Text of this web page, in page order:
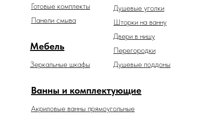
Ванны и комплектующие
Акриловые ванны прямоугольные
Зеркальные шкафы
Мебель
Душевые уголки
Шторки на ванну
Двери в нишу
Перегородки
Душевые поддоны
Готовые комплекты
Панели смыва